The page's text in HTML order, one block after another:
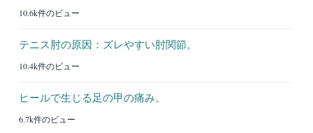
10.6k件のビュー
テニス肘の原因：ズレやすい肘関節。
10.4k件のビュー
ヒールで生じる足の甲の痛み。
6.7k件のビュー